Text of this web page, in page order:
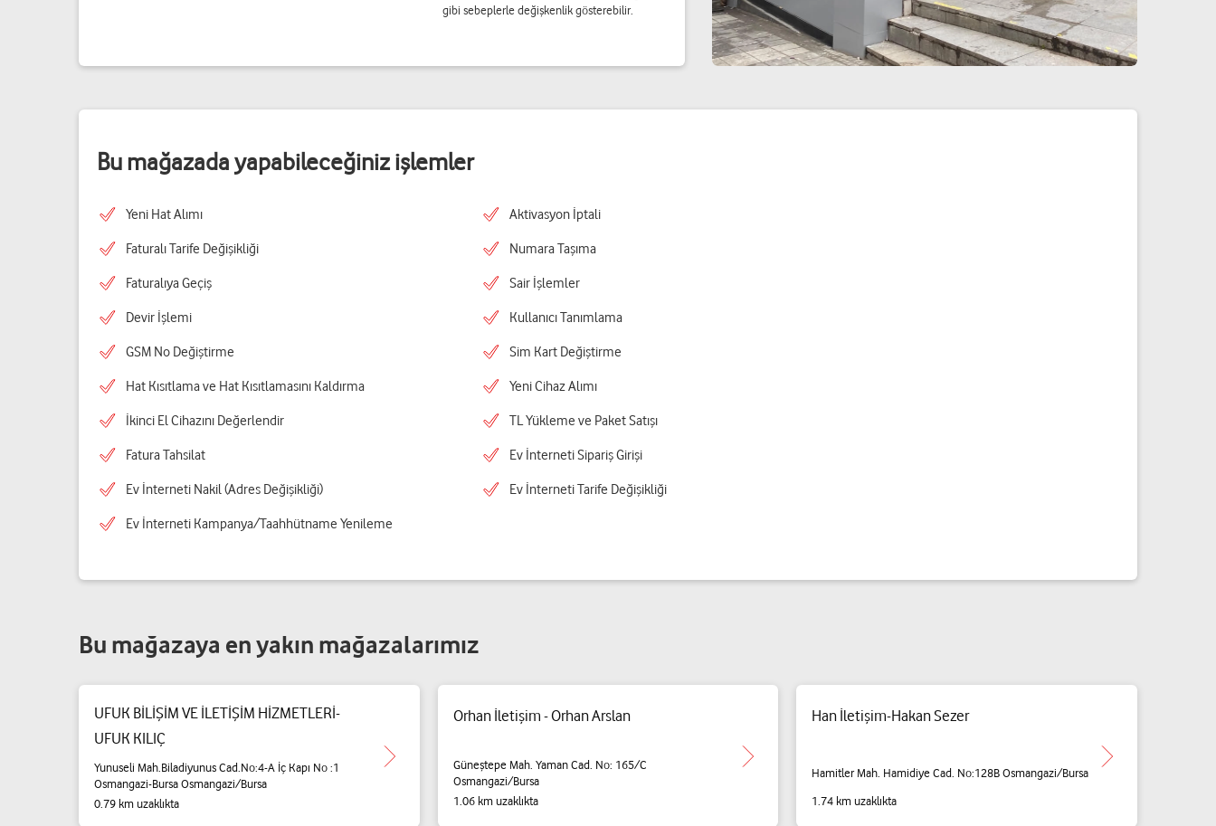
gibi sebeplerle değişkenlik gösterebilir.
Bu mağazada yapabileceğiniz işlemler
Yeni Hat Alımı Aktivasyon İptali
Faturalı Tarife Değişikliği Numara Taşıma
Faturalıya Geçiş Sair İşlemler
Devir İşlemi Kullanıcı Tanımlama
GSM No Değiştirme Sim Kart Değiştirme
Hat Kısıtlama ve Hat Kısıtlamasını Kaldırma Yeni Cihaz Alımı
İkinci El Cihazını Değerlendir TL Yükleme ve Paket Satışı
Fatura Tahsilat Ev İnterneti Sipariş Girişi
Ev İnterneti Nakil (Adres Değişikliği) Ev İnterneti Tarife Değişikliği
Ev İnterneti Kampanya/Taahhütname Yenileme
Bu mağazaya en yakın mağazalarımız
UFUK BİLİŞİM VE İLETİŞİM HİZMETLERİ-
UFUK KILIÇ
Yunuseli Mah.Biladiyunus Cad.No:4-A İç Kapı No :1
Osmangazi-Bursa Osmangazi/Bursa
0.79 km uzaklıkta
Orhan İletişim - Orhan Arslan
Güneştepe Mah. Yaman Cad. No: 165/C
Osmangazi/Bursa
1.06 km uzaklıkta
Han İletişim-Hakan Sezer
Hamitler Mah. Hamidiye Cad. No:128B Osmangazi/Bursa
1.74 km uzaklıkta